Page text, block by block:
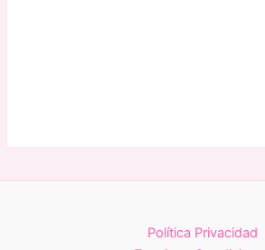
Política Privacidad